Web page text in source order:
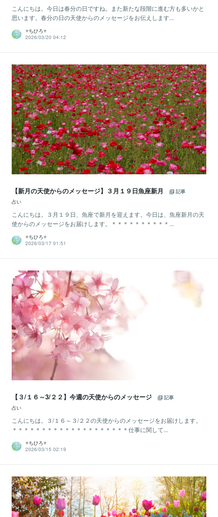
こんにちは。今日は春分の日ですね。また新たな段階に進む方も多いかと
思います。春分の日の天使からのメッセージをお伝えします...
⭐️ちひろ⭐️
2026/03/20 04:12
【新月の天使からのメッセージ】３月１９日魚座新月
記事
占い
こんにちは。３月１９日、魚座で新月を迎えます。今日は、魚座新月の天
使からのメッセージをお届けします。＊＊＊＊＊＊＊＊＊＊...
⭐️ちひろ⭐️
2026/03/17 01:51
【３/１６～3/２２】今週の天使からのメッセージ
記事
占い
こんにちは。３/１６～３/２２の天使からのメッセージをお届けします。
＊＊＊＊＊＊＊＊＊＊＊＊＊＊＊＊＊＊＊＊仕事に関して...
⭐️ちひろ⭐️
2026/03/15 02:19